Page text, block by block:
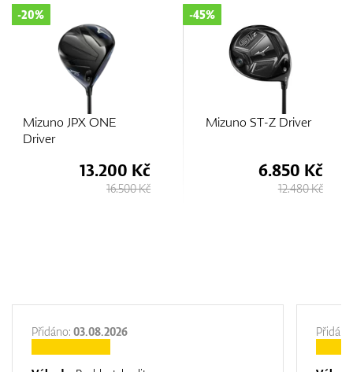
Mizuno ST-Z Driver
-45%
6.850 Kč
12.480 Kč
Mizuno JPX ONE
-20%
13.200 Kč
16.500 Kč
Přidáno: 03.08.2026